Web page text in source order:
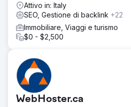
Attivo in: Italy
SEO, Gestione di backlink +22
Immobiliare, Viaggi e turismo
$0 - $2,500
WebHoster.ca